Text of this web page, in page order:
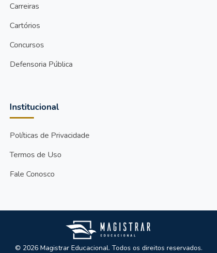
Carreiras
Cartórios
Concursos
Defensoria Pública
Institucional
Políticas de Privacidade
Termos de Uso
Fale Conosco
© 2026 Magistrar Educacional. Todos os direitos reservados.